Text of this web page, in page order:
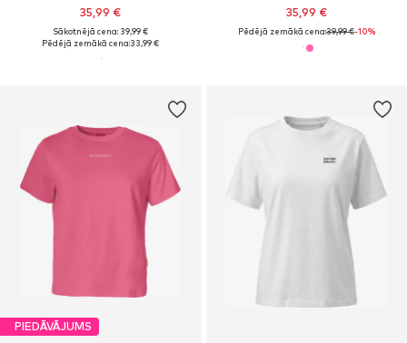
35,99 €
Sākotnējā cena: 39,99 €
Pēdējā zemākā cena:33,99 €
35,99 €
Pēdējā zemākā cena:39,99 €-10%
PIEDĀVĀJUMS